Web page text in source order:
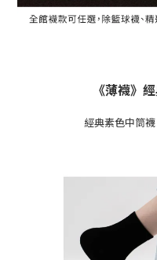
《薄襪》
經典素色中筒